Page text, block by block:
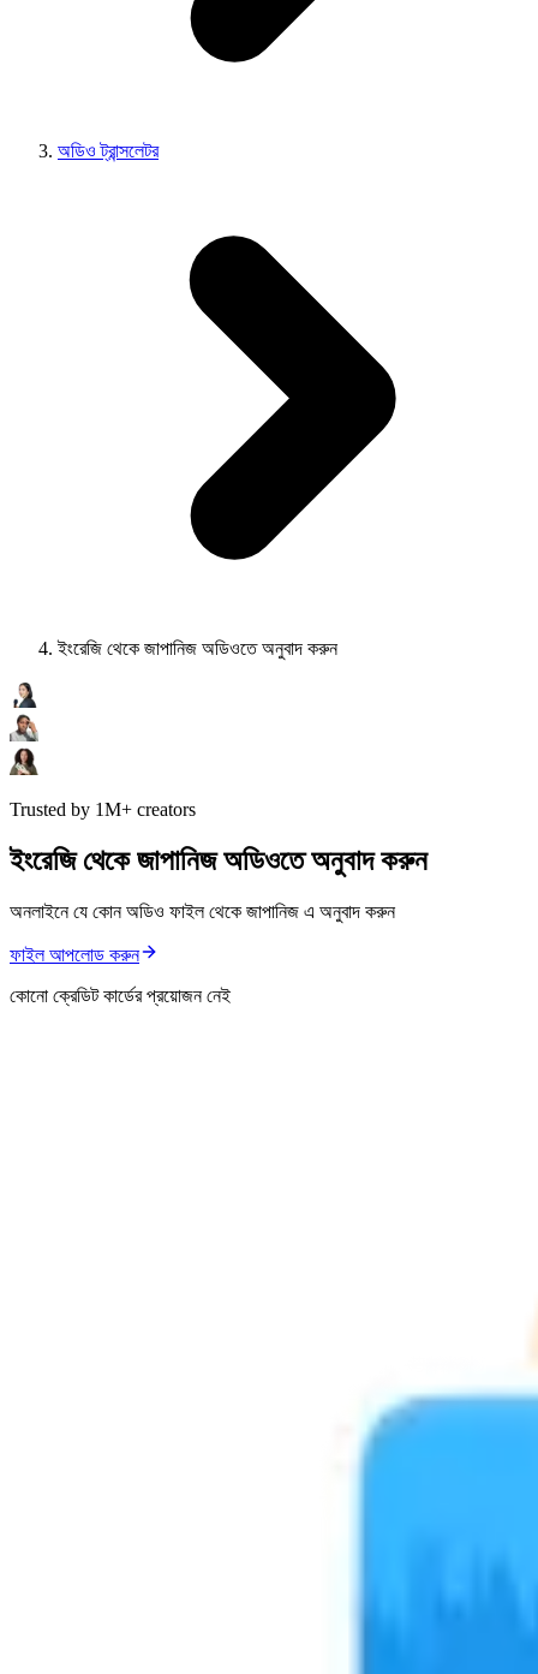
অডিও ট্রান্সলেটর
ইংরেজি থেকে জাপানিজ অডিওতে অনুবাদ করুন
Trusted by 1M+ creators
ইংরেজি থেকে জাপানিজ অডিওতে অনুবাদ করুন
অনলাইনে যে কোন অডিও ফাইল থেকে জাপানিজ এ অনুবাদ করুন
ফাইল আপলোড করুন
কোনো ক্রেডিট কার্ডের প্রয়োজন নেই